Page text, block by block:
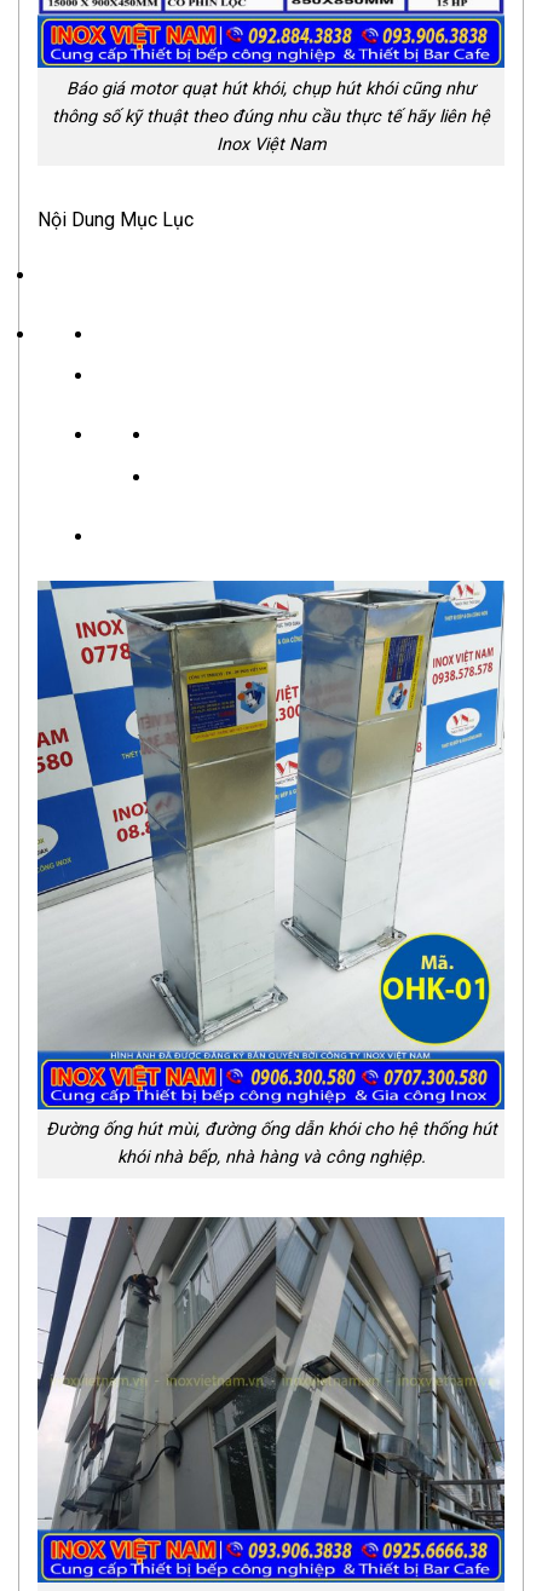
Báo giá motor quạt hút khói, chụp hút khói cũng như
thông số kỹ thuật theo đúng nhu cầu thực tế hãy liên hệ
Inox Việt Nam
Nội Dung Mục Lục
Đường ống hút mùi, đường ống dẫn khói cho hệ thống hút
khói nhà bếp, nhà hàng và công nghiệp.